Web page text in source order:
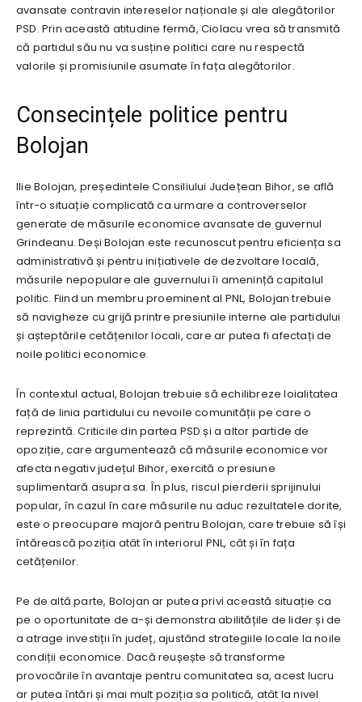
avansate contravin intereselor naționale și ale alegătorilor
PSD. Prin această atitudine fermă, Ciolacu vrea să transmită
că partidul său nu va susține politici care nu respectă
valorile și promisiunile asumate în fața alegătorilor.
Consecințele politice pentru
Bolojan
Ilie Bolojan, președintele Consiliului Județean Bihor, se află
într-o situație complicată ca urmare a controverselor
generate de măsurile economice avansate de guvernul
Grindeanu. Deși Bolojan este recunoscut pentru eficiența sa
administrativă și pentru inițiativele de dezvoltare locală,
măsurile nepopulare ale guvernului îi amenință capitalul
politic. Fiind un membru proeminent al PNL, Bolojan trebuie
să navigheze cu grijă printre presiunile interne ale partidului
și așteptările cetățenilor locali, care ar putea fi afectați de
noile politici economice.
În contextul actual, Bolojan trebuie să echilibreze loialitatea
față de linia partidului cu nevoile comunității pe care o
reprezintă. Criticile din partea PSD și a altor partide de
opoziție, care argumentează că măsurile economice vor
afecta negativ județul Bihor, exercită o presiune
suplimentară asupra sa. În plus, riscul pierderii sprijinului
popular, în cazul în care măsurile nu aduc rezultatele dorite,
este o preocupare majoră pentru Bolojan, care trebuie să își
întărească poziția atât în interiorul PNL, cât și în fața
cetățenilor.
Pe de altă parte, Bolojan ar putea privi această situație ca
pe o oportunitate de a-și demonstra abilitățile de lider și de
a atrage investiții în județ, ajustând strategiile locale la noile
condiții economice. Dacă reușește să transforme
provocările în avantaje pentru comunitatea sa, acest lucru
ar putea întări și mai mult poziția sa politică, atât la nivel